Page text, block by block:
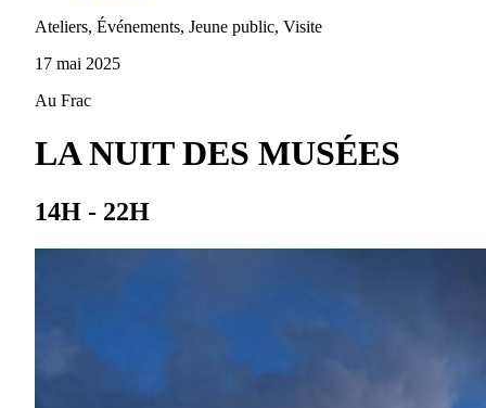
Ateliers, Événements, Jeune public, Visite
17 mai 2025
Au Frac
LA NUIT DES MUSÉES
14H - 22H